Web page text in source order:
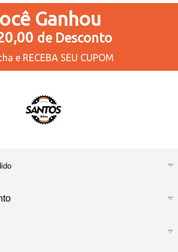
Ganhou
de Desconto
e RECEBA SEU CUPOM